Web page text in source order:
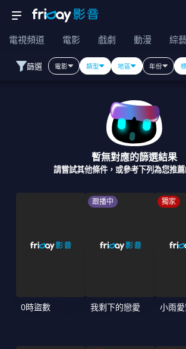
電視頻道 電影 戲劇 動漫 綜
篩選 電影 類型 地區 年份
暫無對應的篩選結果
請嘗試其他條件，或參考下列為您推薦
0時盜數
跟播中
我剩下的戀愛
獨家
小雨